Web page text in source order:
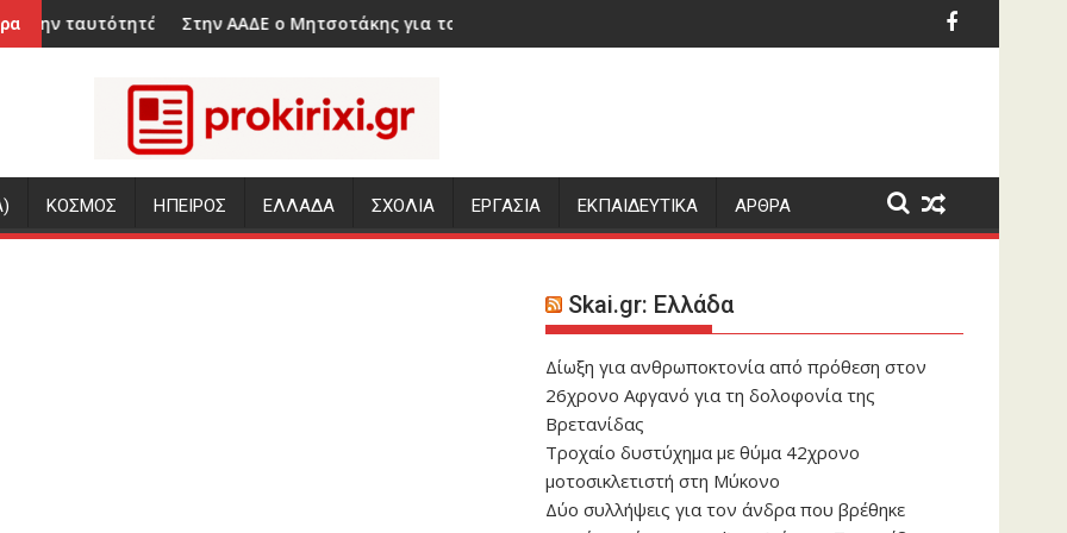
οι περισσότεροι
Είναι κρίμα εμείς οι Αρτινοί να αγνοούμε την ιστορία της πόλης μας. "ΑΜΒΡΑΚΙΑ, ΠΟΛΙΣ ΕΛΛΗΝΙΣ" ΣΚΥΛΑΞ
Στην ΑΑΔΕ ο Μητσοτάκης για το myAGRO: «Η χώρα δεν μπορεί να είναι άλλο αιχμάλωτη των κυκλωμάτων, του
Η LG Electronics προσκαλεί το κοινό να ζήσει την εμπειρία του
ΙΣΠΑΝΙΑ: Σήμερα οι
ΚΟΣΜΟΣ ΗΠΕΙΡΟΣ ΕΛΛΑΔΑ ΣΧΟΛΙΑ ΕΡΓΑΣΙΑ ΕΚΠΑΙΔΕΥΤΙΚΑ ΑΡΘΡΑ
Skai.gr: Ελλάδα
Δίωξη για ανθρωποκτονία από πρόθεση στον
26χρονο Αφγανό για τη δολοφονία της
Βρετανίδας
Τροχαίο δυστύχημα με θύμα 42χρονο
μοτοσικλετιστή στη Μύκονο
Δύο συλλήψεις για τον άνδρα που βρέθηκε